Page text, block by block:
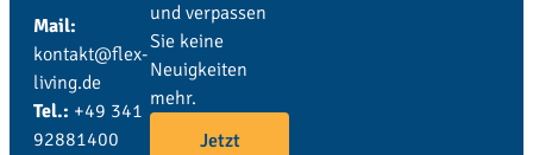
Mail:
kontakt@flex-
living.de
Tel.: +49 341
92881400
und verpassen
Sie keine
Neuigkeiten
mehr.
Jetzt